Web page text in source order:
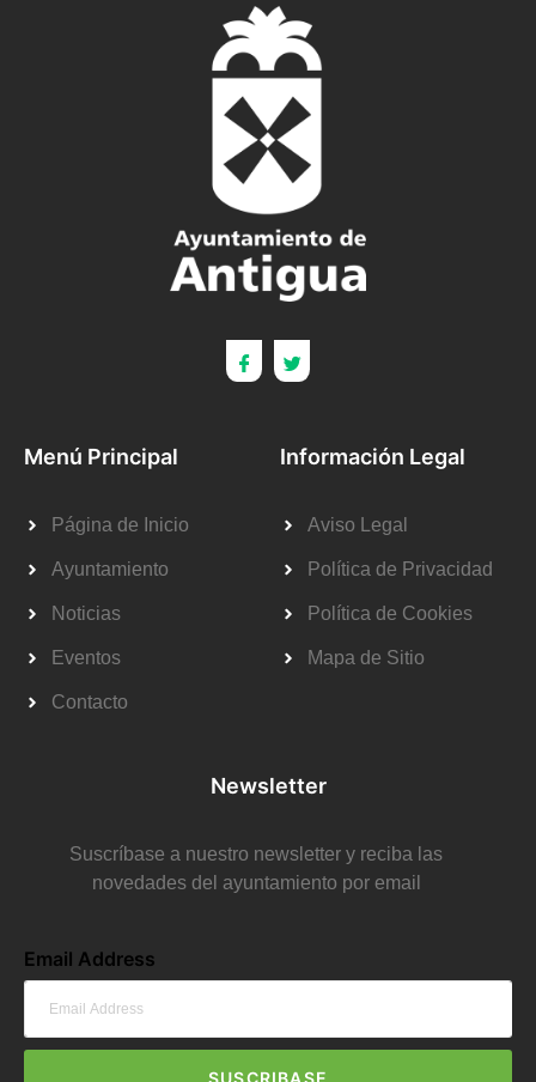
Menú Principal
Página de Inicio
Ayuntamiento
Noticias
Eventos
Contacto
Información Legal
Aviso Legal
Política de Privacidad
Política de Cookies
Mapa de Sitio
Newsletter
Suscríbase a nuestro newsletter y reciba las
novedades del ayuntamiento por email
Email Address
SUSCRIBASE